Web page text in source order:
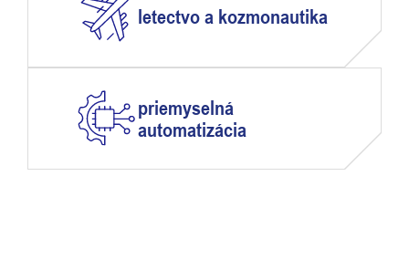
letectvo a kozmonautika
priemyselná
automatizácia